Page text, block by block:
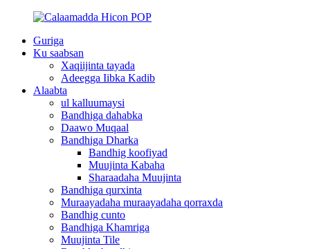
Guriga
Ku saabsan
Xaqiijinta tayada
Adeegga Iibka Kadib
Alaabta
ul kalluumaysi
Bandhiga dahabka
Daawo Muqaal
Bandhiga Dharka
Bandhig koofiyad
Muujinta Kabaha
Sharaadaha Muujinta
Bandhiga qurxinta
Muraayadaha muraayadaha qorraxda
Bandhig cunto
Bandhiga Khamriga
Muujinta Tile